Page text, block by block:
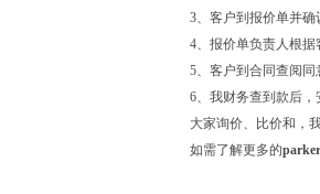
3、客户到报价单并
4、报价单负责人根
5、客户到合同查阅
6、我财务查到款后
大家询价、比价和，
如需了解更多的